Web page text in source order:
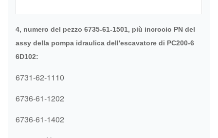
4, numero del pezzo 6735-61-1501, più incrocio PN del
assy della pompa idraulica dell'escavatore di PC200-6
6D102:
6731-62-1110
6736-61-1202
6736-61-1402